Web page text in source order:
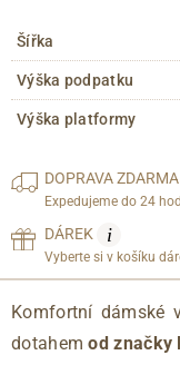
Šířka
Výška podpatku
Výška platformy
DOPRAVAZDARMA
Expedujeme do 24
DÁREK i
Vyberte si v košíku
Komfortní dámské
dotahemod značky